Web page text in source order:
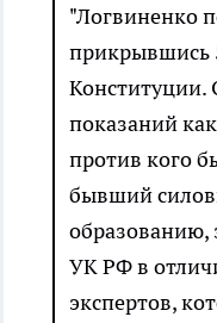
"Логвиненко
прикрывшись
Конституции.
показаний
против кого
бывший
образованию,
УК РФ в
экспертов,